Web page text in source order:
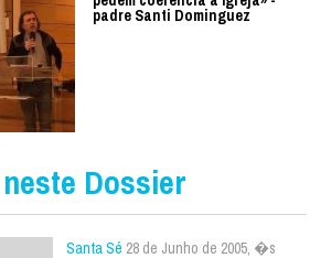
padre Santi Dominguez
Dossier
Santa Sé 28 de Junho de 2005, �s